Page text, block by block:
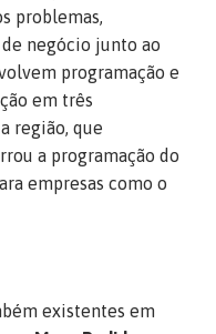
problemas,
negócio junto ao
programação e
em três
região, que
a programação do
empresas como o
existentes em